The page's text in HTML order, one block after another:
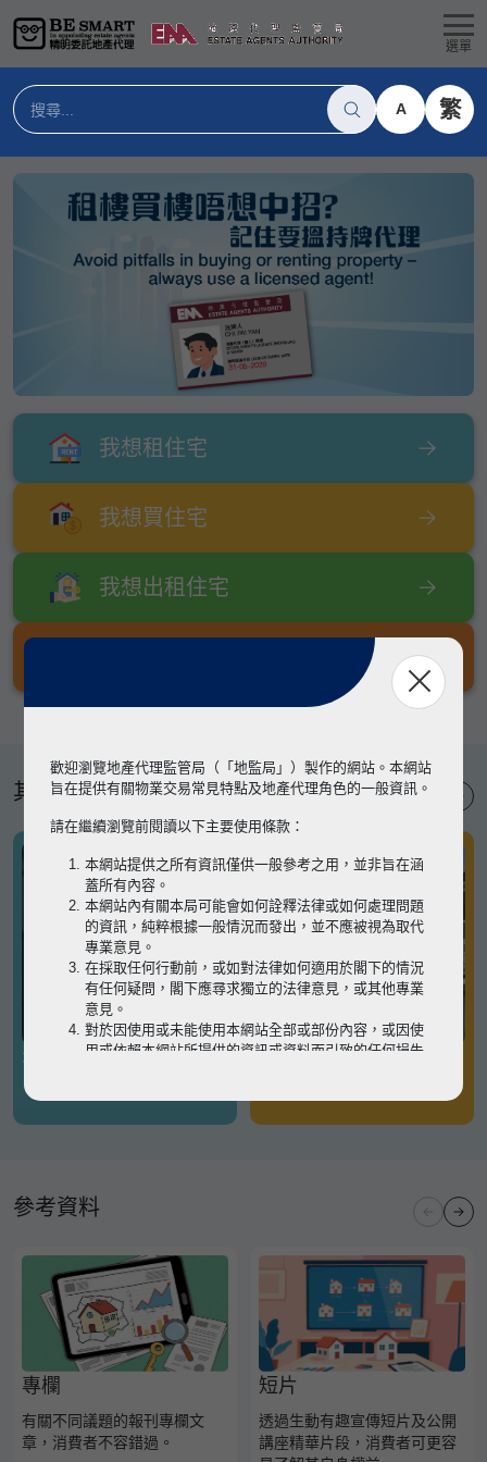
選單
A 繁
我想租住宅
我想買住宅
我想出租住宅
其他專題
有關凶宅
參考資料
專欄
有關不同議題的報刊專欄文
章，消費者不容錯過。
短片
透過生動有趣宣傳短片及公開
講座精華片段，消費者可更容
歡迎瀏覽地產代理監管局（「地監局」）製作的網站。本網站
旨在提供有關物業交易常見特點及地產代理角色的一般資訊。
請在繼續瀏覽前閱讀以下主要使用條款：
本網站提供之所有資訊僅供一般參考之用，並非旨在涵
蓋所有內容。
本網站內有關本局可能會如何詮釋法律或如何處理問題
的資訊，純粹根據一般情況而發出，並不應被視為取代
專業意見。
在採取任何行動前，或如對法律如何適用於閣下的情況
有任何疑問，閣下應尋求獨立的法律意見，或其他專業
意見。
對於因使用或未能使用本網站全部或部份內容，或因使
用或依賴本網站所提供的資訊或資料而引致的任何損失
瀏覽以細閱本網站使用條款的完整版本。如有任